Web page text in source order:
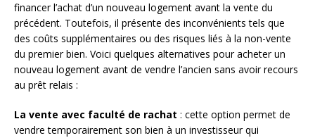
financer l’achat d’un nouveau logement avant la vente du
précédent. Toutefois, il présente des inconvénients tels que
des coûts supplémentaires ou des risques liés à la non-vente
du premier bien. Voici quelques alternatives pour acheter un
nouveau logement avant de vendre l’ancien sans avoir recours
au prêt relais :
La vente avec faculté de rachat : cette option permet de
vendre temporairement son bien à un investisseur qui